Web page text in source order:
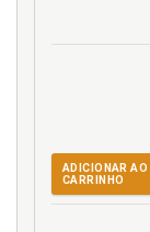
ADICIONAR AO
CARRINHO